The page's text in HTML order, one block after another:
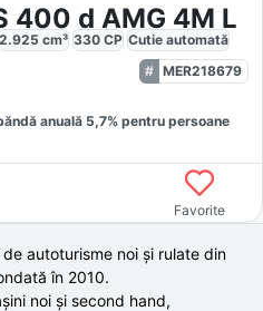
400 d AMG 4M L
2.925 cm³ 330 CP Cutie automată
MER218679
anuală 5,7% pentru persoane
Favorite
autoturisme noi și rulate din
în 2010.
noi și second hand,